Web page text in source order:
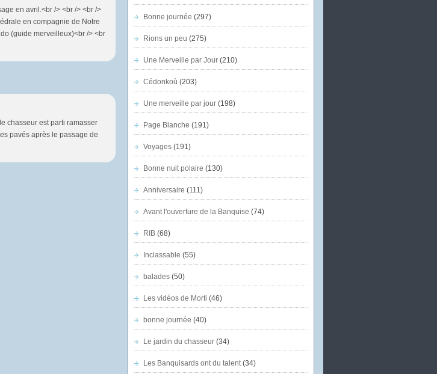
en avril.<br /> <br /> <br />
en compagnie de Notre
(guide merveilleux)<br /> <br
chasseur est parti ramasser
pavés après le passage de
Bonne journée (297)
Rions un peu (275)
Une Merveille par Jour(210)
Cédonkoù (203)
Une merveille par jour(198)
Page Blanche (191)
Voyages(191)
Bonne nuit polaire (130)
Anniversaire (111)
Avant l'ouverture de la Banquise (74)
RIB(68)
Inclassable (55)
balades(50)
Les vidéos de Morti (46)
bonne journée (40)
Le jardin du chasseur(34)
Les Banquisards ont du talent(34)